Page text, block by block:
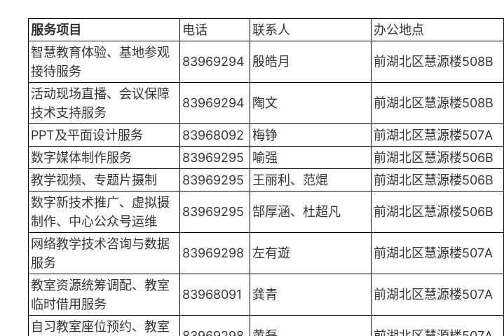
服务项目 电话 联系人 办公地点
智慧教育体验、基地参观
接待服务
83969294 殷皓月 前湖北区慧源楼508B
活动现场直播、会议保障
技术支持服务
83969294 陶文 前湖北区慧源楼508B
PPT及平面设计服务 83968092 梅铮
前湖北区慧源楼507A
数字媒体制作服务
83969295 喻强
前湖北区慧源楼506B
教学视频、专题片摄制
83969295 王丽利、范焜
前湖北区慧源楼506B
数字新技术推广、虚拟摄
制作、中心公众号运维
83969295 郜厚涵、杜超凡 前湖北区慧源楼506B
网络教学技术咨询与数据
服务
83969298 左有遊 前湖北区慧源楼507A
教室资源统筹调配、教室
临时借用服务
83968091 龚青 前湖北区慧源楼507A
自习教室座位预约、教室